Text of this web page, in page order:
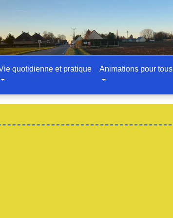
quotidienne et pratique Animations pour tous